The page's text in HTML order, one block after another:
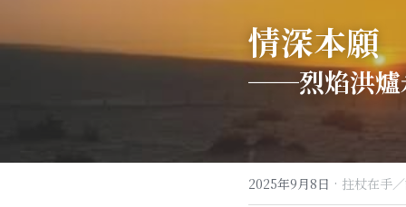
情深本願
──烈焰洪爐
2025年9月8日 · 拄杖在手